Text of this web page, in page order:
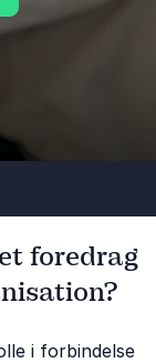
foredrag
i forbindelse